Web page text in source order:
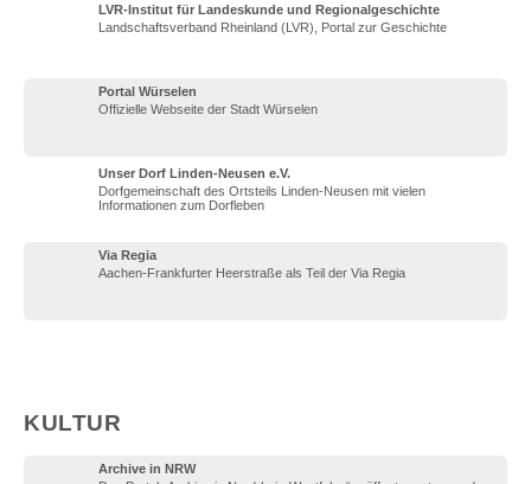
LVR-Institut für Landeskunde und Regionalgeschichte
Landschaftsverband Rheinland (LVR), Portal zur Geschichte
Portal Würselen
Offizielle Webseite der Stadt Würselen
Unser Dorf Linden-Neusen e.V.
Dorfgemeinschaft des Ortsteils Linden-Neusen mit vielen
Informationen zum Dorfleben
Via Regia
Aachen-Frankfurter Heerstraße als Teil der Via Regia
KULTUR
Archive in NRW